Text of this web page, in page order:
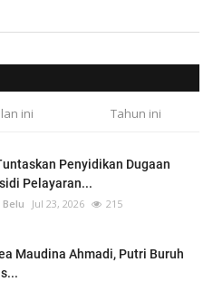
ini Tahun ini
Penyidikan Dugaan
Pelayaran...
Jul 23, 2026 215
Maudina Ahmadi, Putri Buruh